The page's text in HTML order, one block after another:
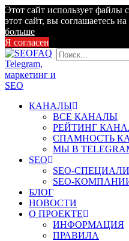
Этот сайт использует файлы
этот сайт, вы соглашаетесь
больше
Я согласен
КАНАЛЫ
ВСЕ КАНАЛЫ
РЕЙТИНГ
СПАМНОСТЬ
МЫ В
SEO
SEO-
SEO-
БЛОГ
НОВОСТИ
О ПРОЕКТЕ
ИНФОРМАЦИЯ
ПРАВИЛА